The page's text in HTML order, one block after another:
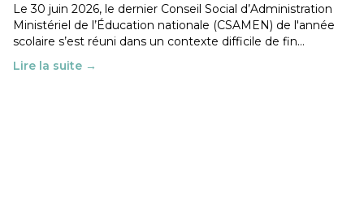
Le 30 juin 2026, le dernier Conseil Social d’Administration
Ministériel de l’Éducation nationale (CSAMEN) de l'année
scolaire s’est réuni dans un contexte difficile de fin…
Lire la suite →